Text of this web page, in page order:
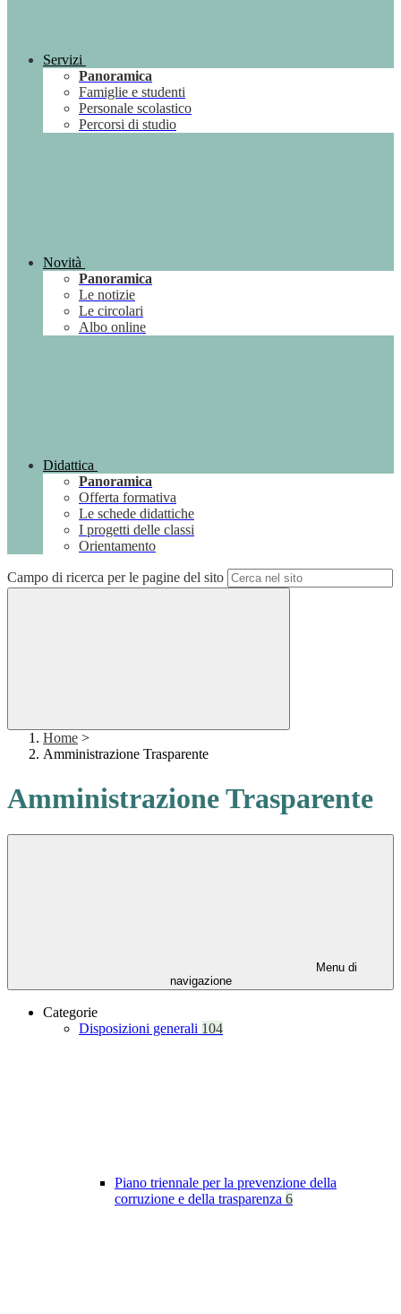
Servizi
Panoramica
Famiglie e studenti
Personale scolastico
Percorsi di studio
Novità
Panoramica
Le notizie
Le circolari
Albo online
Didattica
Panoramica
Offerta formativa
Le schede didattiche
I progetti delle classi
Orientamento
Campo di ricerca per le pagine del sito
Home >
Amministrazione Trasparente
Amministrazione Trasparente
Menu di
navigazione
Categorie
Disposizioni generali 104
Piano triennale per la prevenzione della
corruzione e della trasparenza 6